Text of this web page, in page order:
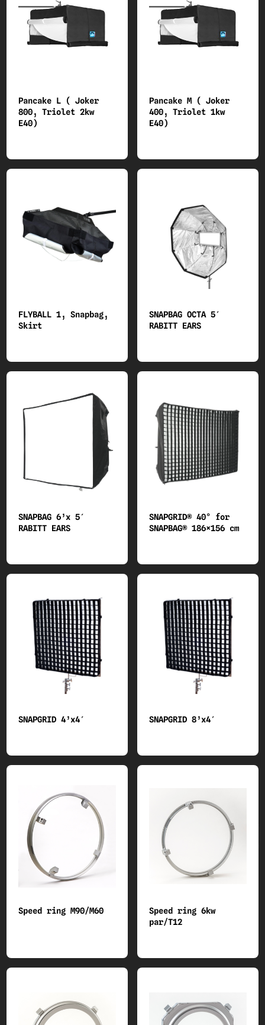
Pancake L ( Joker
800, Triolet 2kw
E40)
Pancake M ( Joker
400, Triolet 1kw
E40)
FLYBALL 1, Snapbag,
Skirt
SNAPBAG OCTA 5′
RABITT EARS
SNAPBAG 6’x 5′
RABITT EARS
SNAPGRID® 40° for
SNAPBAG® 186×156 cm
SNAPGRID 4’x4′ SNAPGRID 8’x4′
Speed ring M90/M60
Speed ring 6kw
par/T12